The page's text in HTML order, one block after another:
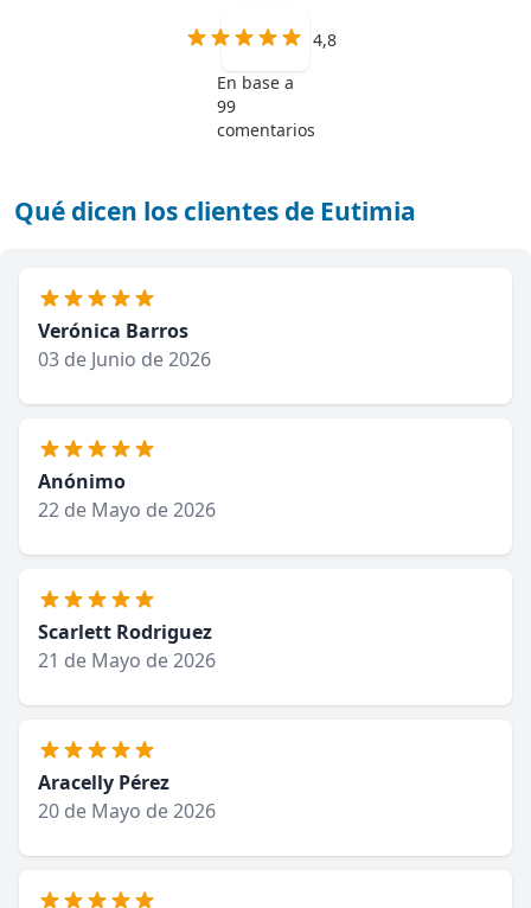
4,8
En base a
99
comentarios
Qué dicen los clientes de Eutimia
Verónica Barros
03 de Junio de 2026
Anónimo
22 de Mayo de 2026
Scarlett Rodriguez
21 de Mayo de 2026
Aracelly Pérez
20 de Mayo de 2026